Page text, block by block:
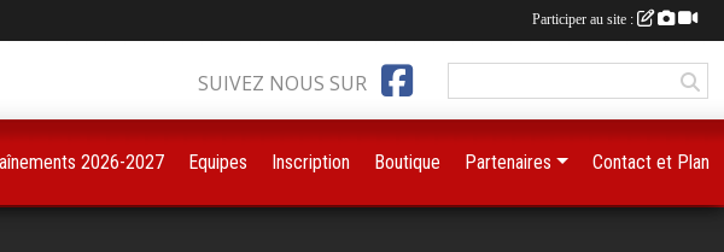
SUIVEZ NOUS SUR
2026-2027 Equipes Inscription Boutique Partenaires Contact et Plan
Participer au site :